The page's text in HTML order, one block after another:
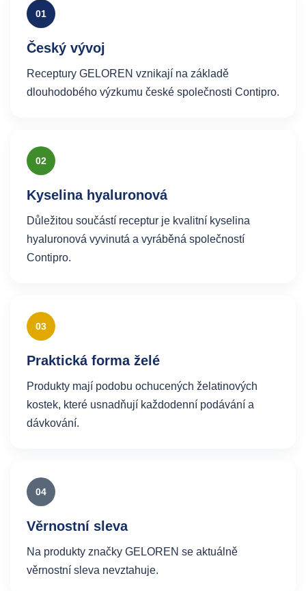
01
Český vývoj
Receptury GELOREN vznikají na základě
dlouhodobého výzkumu české společnosti Contipro.
02
Kyselina hyaluronová
Důležitou součástí receptur je kvalitní kyselina
hyaluronová vyvinutá a vyráběná společností
Contipro.
03
Praktická forma želé
Produkty mají podobu ochucených želatinových
kostek, které usnadňují každodenní podávání a
dávkování.
04
Věrnostní sleva
Na produkty značky GELOREN se aktuálně
věrnostní sleva nevztahuje.